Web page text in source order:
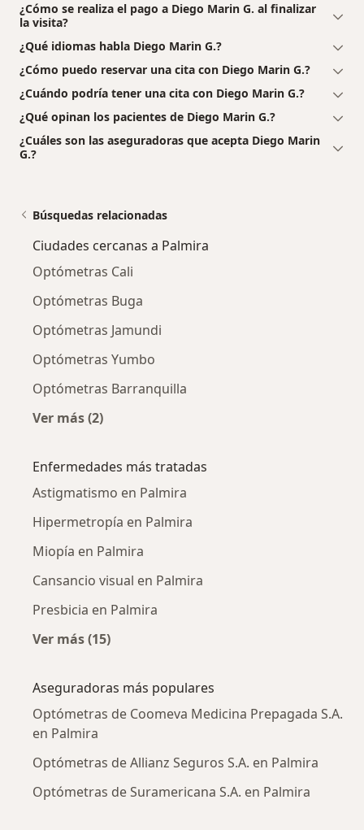
¿Cómo se realiza el pago a Diego Marin G. al finalizar
la visita?
¿Qué idiomas habla Diego Marin G.?
¿Cómo puedo reservar una cita con Diego Marin G.?
¿Cuándo podría tener una cita con Diego Marin G.?
¿Qué opinan los pacientes de Diego Marin G.?
¿Cuáles son las aseguradoras que acepta Diego Marin
G.?
Búsquedas relacionadas
Ciudades cercanas a Palmira
Optómetras Cali
Optómetras Buga
Optómetras Jamundi
Optómetras Yumbo
Optómetras Barranquilla
Ver más (2)
Enfermedades más tratadas
Astigmatismo en Palmira
Hipermetropía en Palmira
Miopía en Palmira
Cansancio visual en Palmira
Presbicia en Palmira
Ver más (15)
Aseguradoras más populares
Optómetras de Coomeva Medicina Prepagada S.A.
en Palmira
Optómetras de Allianz Seguros S.A. en Palmira
Optómetras de Suramericana S.A. en Palmira